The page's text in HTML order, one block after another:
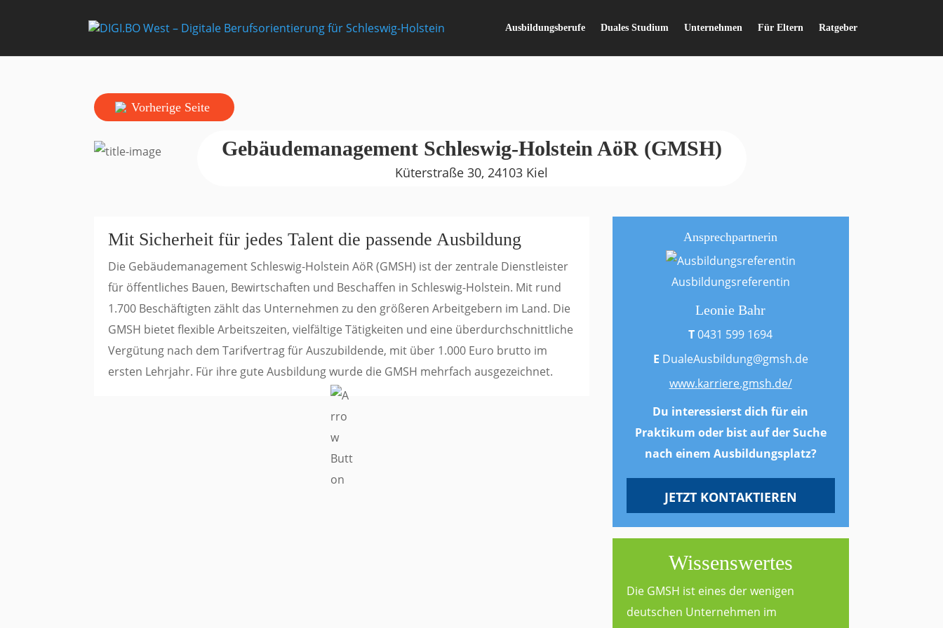
Ausbildungsberufe Duales Studium Unternehmen Für Eltern Ratgeber
Vorherige Seite
Gebäudemanagement Schleswig-Holstein AöR (GMSH)
Küterstraße 30, 24103 Kiel
Mit Sicherheit für jedes Talent die passende Ausbildung
Die Gebäudemanagement Schleswig-Holstein AöR (GMSH) ist der zentrale Dienstleister
für öffentliches Bauen, Bewirtschaften und Beschaffen in Schleswig-Holstein. Mit rund
1.700 Beschäftigten zählt das Unternehmen zu den größeren Arbeitgebern im Land. Die
GMSH bietet flexible Arbeitszeiten, vielfältige Tätigkeiten und eine überdurchschnittliche
Vergütung nach dem Tarifvertrag für Auszubildende, mit über 1.000 Euro brutto im
ersten Lehrjahr. Für ihre gute Ausbildung wurde die GMSH mehrfach ausgezeichnet.
Ansprechpartnerin
Ausbildungsreferentin
Leonie Bahr
T0431 599 1694
E DualeAusbildung@gmsh.de
www.karriere.gmsh.de/
Du interessierst dich für ein
Praktikum oder bist auf der Suche
nach einem Ausbildungsplatz?
JETZT KONTAKTIEREN
Wissenswertes
Die GMSH ist eines der wenigen
deutschen Unternehmen im